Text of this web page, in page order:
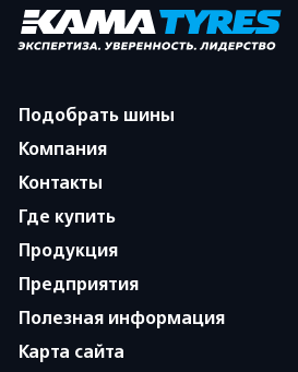
Подобрать шины
Компания
Контакты
Где купить
Продукция
Предприятия
Полезная информация
Карта сайта